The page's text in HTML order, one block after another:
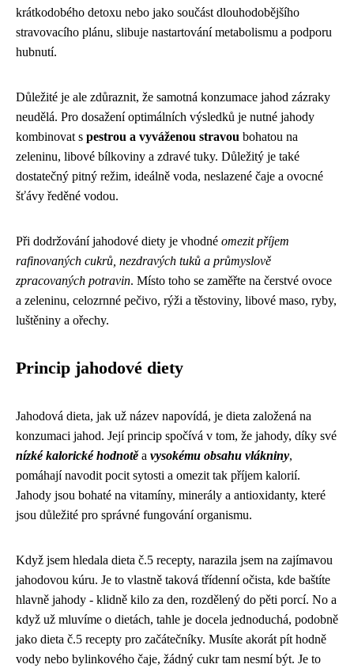
krátkodobého detoxu nebo jako součást dlouhodobějšího
stravovacího plánu, slibuje nastartování metabolismu a podporu
hubnutí.
Důležité je ale zdůraznit, že samotná konzumace jahod zázraky
neudělá. Pro dosažení optimálních výsledků je nutné jahody
kombinovat s pestrou a vyváženou stravou bohatou na
zeleninu, libové bílkoviny a zdravé tuky. Důležitý je také
dostatečný pitný režim, ideálně voda, neslazené čaje a ovocné
šťávy ředěné vodou.
Při dodržování jahodové diety je vhodné omezit příjem
rafinovaných cukrů, nezdravých tuků a průmyslově
zpracovaných potravin. Místo toho se zaměřte na čerstvé ovoce
a zeleninu, celozrnné pečivo, rýži a těstoviny, libové maso, ryby,
luštěniny a ořechy.
Princip jahodové diety
Jahodová dieta, jak už název napovídá, je dieta založená na
konzumaci jahod. Její princip spočívá v tom, že jahody, díky své
nízké kalorické hodnotěa vysokému obsahu vlákniny,
pomáhají navodit pocit sytosti a omezit tak příjem kalorií.
Jahody jsou bohaté na vitamíny, minerály a antioxidanty, které
jsou důležité pro správné fungování organismu.
Když jsem hledala dieta č.5 recepty, narazila jsem na zajímavou
jahodovou kúru. Je to vlastně taková třídenní očista, kde baštíte
hlavně jahody - klidně kilo za den, rozdělený do pěti porcí. No a
když už mluvíme o dietách, tahle je docela jednoduchá, podobně
jako dieta č.5 recepty pro začátečníky. Musíte akorát pít hodně
vody nebo bylinkového čaje, žádný cukr tam nesmí být. Je to